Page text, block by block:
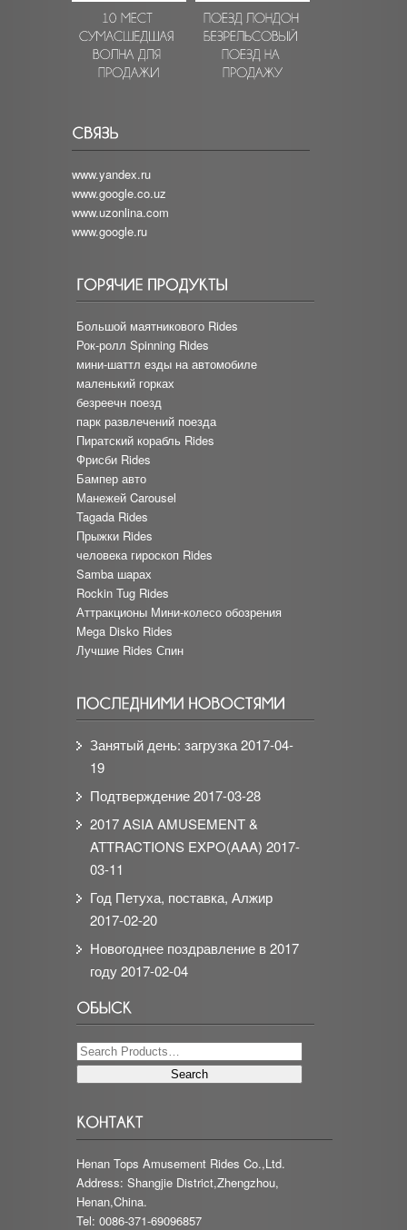
www.yandex.ru
www.google.co.uz
www.uzonlina.com
www.google.ru
Большой маятникового Rides
Рок-ролл Spinning Rides
мини-шаттл езды на автомобиле
маленький горках
безреечн поезд
парк развлечений поезда
Пиратский корабль Rides
Фрисби Rides
Бампер авто
Манежей Carousel
Tagada Rides
Прыжки Rides
человека гироскоп Rides
Samba шарах
Rockin Tug Rides
Аттракционы Мини-колесо обозрения
Mega Disko Rides
Лучшие Rides Спин
Занятый день: загрузка2017-04-
19
Подтверждение2017-03-28
2017 ASIA AMUSEMENT &
ATTRACTIONS EXPO(AAA) 2017-
03-11
Год Петуха, поставка, Алжир
2017-02-20
Новогоднее поздравление в 2017
году2017-02-04
Henan Tops Amusement Rides Co.,Ltd.
Address: Shangjie District,Zhengzhou,
Henan,China.
Tel: 0086-371-69096857